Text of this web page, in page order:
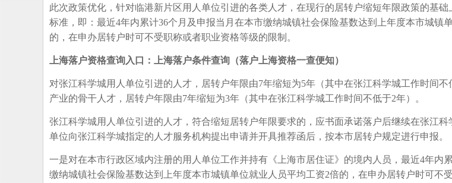
此次政策优化，针对临港新片区用人单位引进的各类人才，在现行的居转户缩短年限政策的基
标准，即：最近4年内累计36个月及申报当月在本市缴纳城镇社会保险基数达到上年度本市城镇
的，在申办居转户时可不受职称或者职业资格等级的限制。
上海落户资格查询入口：上海落户条件查询（落户上海资格一查便知）
对张江科学城用人单位引进的人才，居转户年限由7年缩短为5年（其中在张江科学城工作时间
产业的骨干人才，居转户年限由7年缩短为3年（其中在张江科学城工作时间不低于2年）。
张江科学城用人单位引进的人才，符合缩短居转户年限要求的，应书面承诺落户后继续在张江科
单位向张江科学城指定的人才服务机构提出申请并开具推荐函后，按本市居转户规定进行申报。
一是对在本市行政区域内注册的用人单位工作并持有《上海市居住证》的境内人员，最近4年内
缴纳城镇社会保险基数达到上年度本市城镇单位就业人员平均工资2倍的，在申办居转户时可不